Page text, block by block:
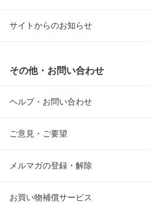
サイトからのお知らせ
その他・お問い合わせ
ヘルプ・お問い合わせ
ご意見・ご要望
メルマガの登録・解除
お買い物補償サービス